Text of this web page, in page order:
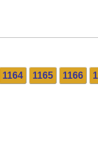
1164 1165 1166